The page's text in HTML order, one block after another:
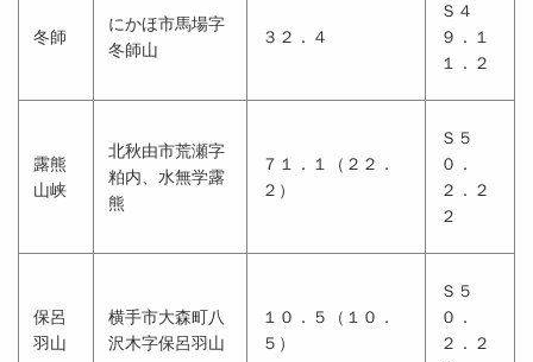
冬師
にかほ市馬場字
冬師山
３２．４
Ｓ４
９．１
１．２
露熊
山峡
北秋由市荒瀬字
粕内、水無学露
熊
７１．１（２２．
２）
Ｓ５
０．
２．２
２
保呂
羽山
横手市大森町八
沢木字保呂羽山
１０．５（１０．
５）
Ｓ５
０．
２．２